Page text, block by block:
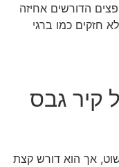
הדורשים אחיזה
חזקים כמו ברגי
קיר גבס
אך הוא דורש קצת